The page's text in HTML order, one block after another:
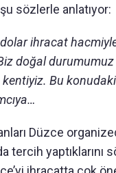
sözlerle anlatıyor:
ihracat
doğal durumumuz
Bu
Düzce
tercih yaptıklarını